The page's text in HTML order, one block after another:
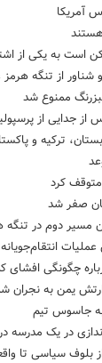
آمریکا
است به یکی از
ممنوع شد
از جدایی از
ترکیه و
متوقف کرد
صفر شد
دوم در تنگه
چگونگی افشای
یمن به نجران
جاسوس تیم
بلوف سیاسی تا